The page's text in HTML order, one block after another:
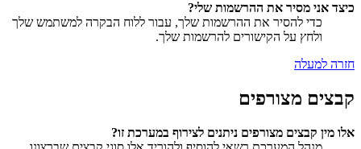
כיצד אני מסיר את ההרשמות שלי?
כדי להסיר את ההרשמות שלך, עבור ללוח הבקרה למשתמש שלך
ולחץ על הקישורים להרשמות שלך.
חזרה למעלה
קבצים מצורפים
אלו מין קבצים מצורפים ניתנים לצירוף במערכת זו?